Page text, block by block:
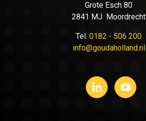
Grote Esch 80
2841 MJ Moordrecht
Tel. 0182 - 506 200
info@goudaholland.nl